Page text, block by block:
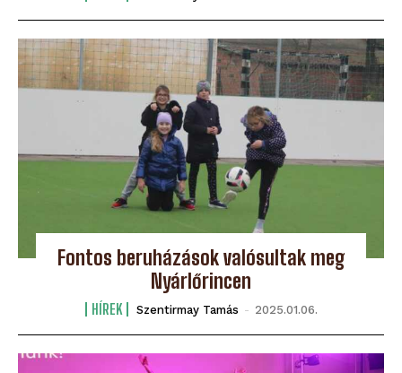
Fontos beruházások valósultak meg
Nyárlőrincen
HÍREK Szentirmay Tamás - 2025.01.06.